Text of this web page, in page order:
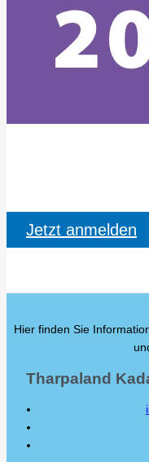
Jetzt anmelden
Hier finden Sie
Tharpaland